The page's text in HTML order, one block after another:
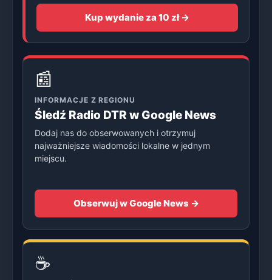
Kup wydanie za 10 zł →
📰
INFORMACJE Z REGIONU
Śledź Radio DTR w Google News
Dodaj nas do obserwowanych i otrzymuj
najważniejsze wiadomości lokalne w jednym
miejscu.
Obserwuj w Google News →
☕